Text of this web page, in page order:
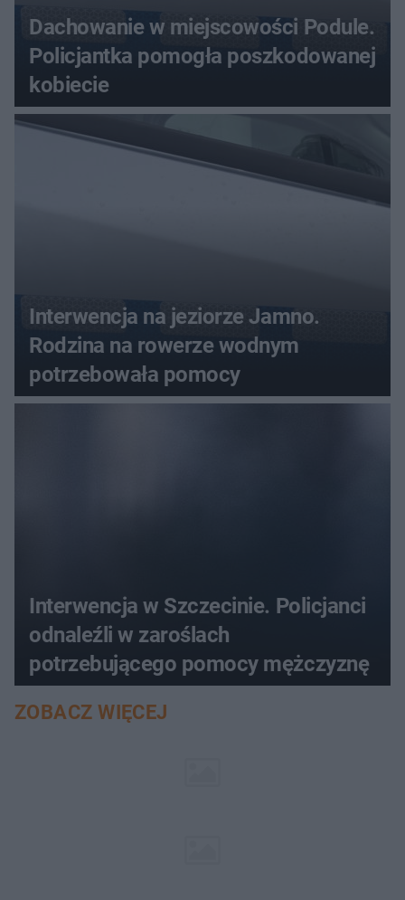
Dachowanie w miejscowości Podule.
Policjantka pomogła poszkodowanej
kobiecie
Interwencja na jeziorze Jamno.
Rodzina na rowerze wodnym
potrzebowała pomocy
Interwencja w Szczecinie. Policjanci
odnaleźli w zaroślach
potrzebującego pomocy mężczyznę
ZOBACZ WIĘCEJ